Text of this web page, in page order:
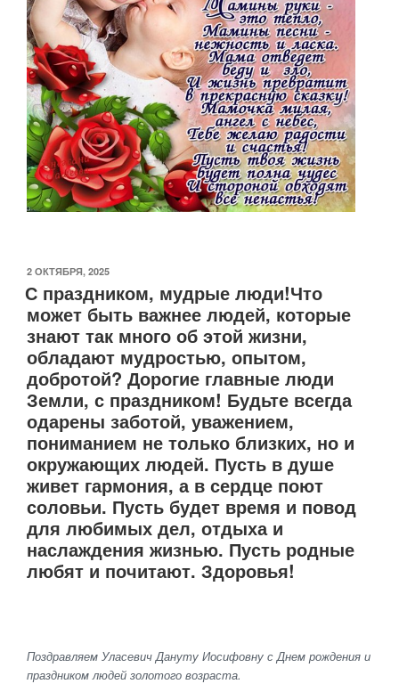
ОПУБЛИКОВАНО
2 ОКТЯБРЯ, 2025
С праздником, мудрые люди!Что
может быть важнее людей, которые
знают так много об этой жизни,
обладают мудростью, опытом,
добротой? Дорогие главные люди
Земли, с праздником! Будьте всегда
одарены заботой, уважением,
пониманием не только близких, но и
окружающих людей. Пусть в душе
живет гармония, а в сердце поют
соловьи. Пусть будет время и повод
для любимых дел, отдыха и
наслаждения жизнью. Пусть родные
любят и почитают. Здоровья!
Поздравляем Уласевич Дануту Иосифовну с Днем рождения и
праздником людей золотого возраста.